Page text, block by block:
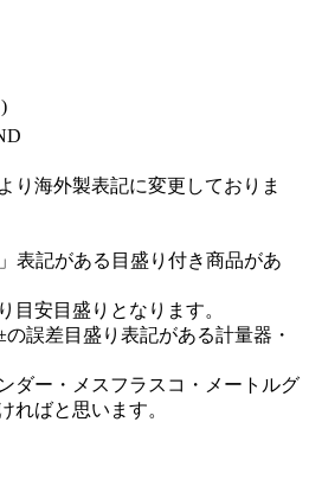
り海外製表記に変更しておりま
表記がある目盛り付き商品があ
目安目盛りとなります。
誤差目盛り表記がある計量器・
ダー・メスフラスコ・メートルグ
ればと思います。